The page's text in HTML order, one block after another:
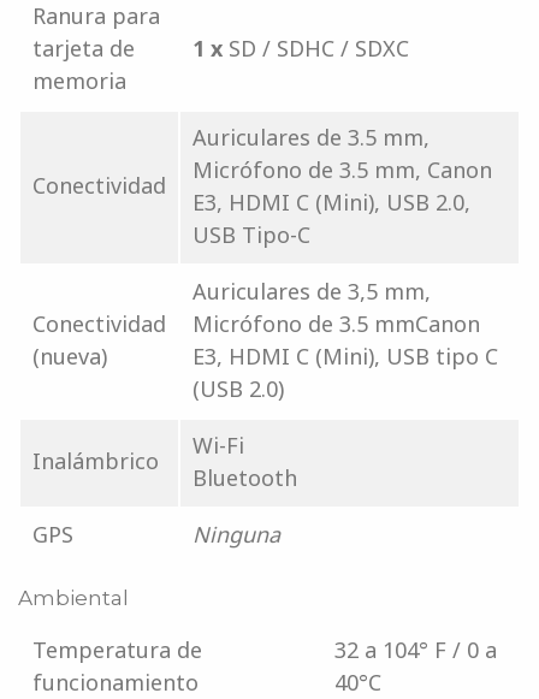
Ranura para
tarjeta de
memoria
1 x SD / SDHC / SDXC
Conectividad
Auriculares de 3.5 mm,
Micrófono de 3.5 mm, Canon
E3, HDMI C (Mini), USB 2.0,
USB Tipo-C
Conectividad
(nueva)
Auriculares de 3,5 mm,
Micrófono de 3.5 mmCanon
E3, HDMI C (Mini), USB tipo C
(USB 2.0)
Inalámbrico
Wi-Fi
Bluetooth
GPS
Ninguna
Ambiental
Temperatura de
funcionamiento
32 a 104° F / 0 a
40°C